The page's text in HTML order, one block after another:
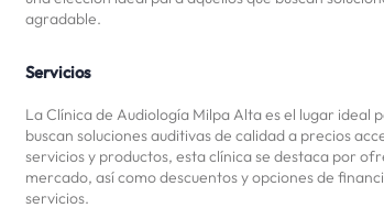
agradable.
Servicios
La Clínica de Audiología Milpa Alta es el lugar ideal
buscan soluciones auditivas de calidad a precios
servicios y productos, esta clínica se destaca por
mercado, así como descuentos y opciones de
servicios.